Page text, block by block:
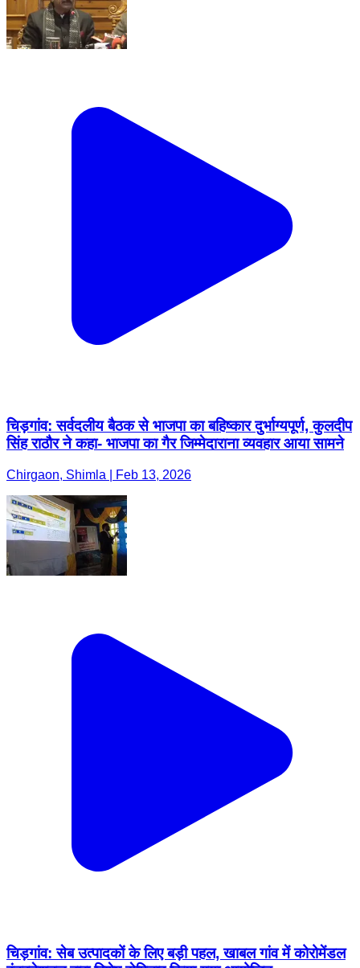
चिड़गांव: सर्वदलीय बैठक से भाजपा का बहिष्कार दुर्भाग्यपूर्ण, कुलदीप
सिंह राठौर ने कहा- भाजपा का गैर जिम्मेदाराना व्यवहार आया सामने
Chirgaon, Shimla | Feb 13, 2026
चिड़गांव: सेब उत्पादकों के लिए बड़ी पहल, खाबल गांव में कोरोमेंडल